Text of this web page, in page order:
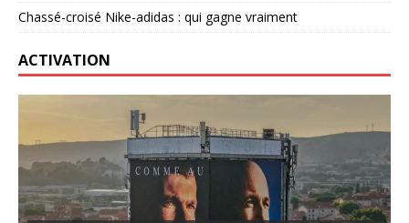
Chassé-croisé Nike-adidas : qui gagne vraiment
ACTIVATION